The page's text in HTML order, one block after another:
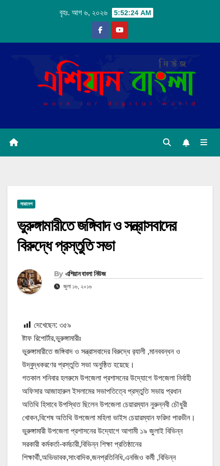
বৃহঃ. আগ ৬, ২০২৬ 5:52:25 AM
সারাদেশ
ভুরুঙ্গামারীতে জঙ্গিবাদ ও সন্ত্রাসবাদের
বিরুদ্ধে প্রস্তুতি সভা
By এশিয়ান বাংলা নিউজ
জুলা ১৬, ২০১৬
দেখেছেন: ৩৫৯
ষ্টাফ রিপোর্টার,ভুরুঙ্গামারীঃ
ভুরুঙ্গামারীতে জঙ্গিবাদ ও সন্ত্রাসবাদের বিরুদ্ধে র‌্যালী ,মানববন্ধন ও
উদ্বুদ্ধকরণের প্রস্তুতি সভা অনুষ্ঠিত হয়েছে।
গতকাল শনিবার হলরুমে উপজেলা প্রশাসনের উদ্যোগে উপজেলা নির্বাহী
অফিসার আজাহারুল ইসলামের সভাপতিত্বে প্রস্তুতি সভায় প্রধান
অতিথি হিসাবে উপস্থিত ছিলেন উপজেলা চেয়ারম্যান নুরুন্নবী চৌধুরী
খোকন,বিশেষ অতিথি উপজেলা মহিলা ভাইস চেয়ারম্যান ফরিদা পারভীন।
ভুরুঙ্গামারী উপজেলা প্রশাসনের উদ্যোগে আগামী ১৯ জুলাই বিভিন্ন
সরকারী কর্মকর্তা-কর্মচারী,বিভিন্ন শিক্ষা প্রতিষ্ঠানের
শিক্ষার্থী,অভিভাবক,সাংবাদিক,জনপ্রতিনিধি,এনজিও কর্মী ,বিভিন্ন